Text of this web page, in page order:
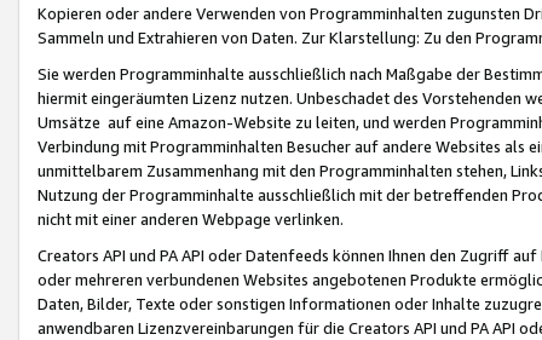
Kopieren oder andere Verwenden von Programminhalten zugunsten
Sammeln und Extrahieren von Daten. Zur Klarstellung: Zu den
Sie werden Programminhalte ausschließlich nach Maßgabe der
hiermit eingeräumten Lizenz nutzen. Unbeschadet des Vorstehenden
Umsätze auf eine Amazon-Website zu leiten, und werden
Verbindung mit Programminhalten Besucher auf andere Websites als
unmittelbarem Zusammenhang mit den Programminhalten stehen,
Nutzung der Programminhalte ausschließlich mit der betreffenden
nicht mit einer anderen Webpage verlinken.
Creators API und PA API oder Datenfeeds können Ihnen den Zugriff
oder mehreren verbundenen Websites angebotenen Produkte
Daten, Bilder, Texte oder sonstigen Informationen oder Inhalte
anwendbaren Lizenzvereinbarungen für die Creators API und PA API